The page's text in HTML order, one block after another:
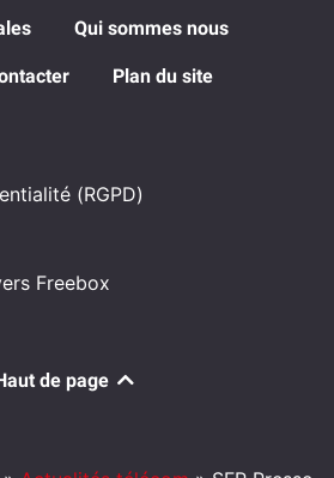
Qui sommes nous
Plan du site
(RGPD)
Freebox
de page